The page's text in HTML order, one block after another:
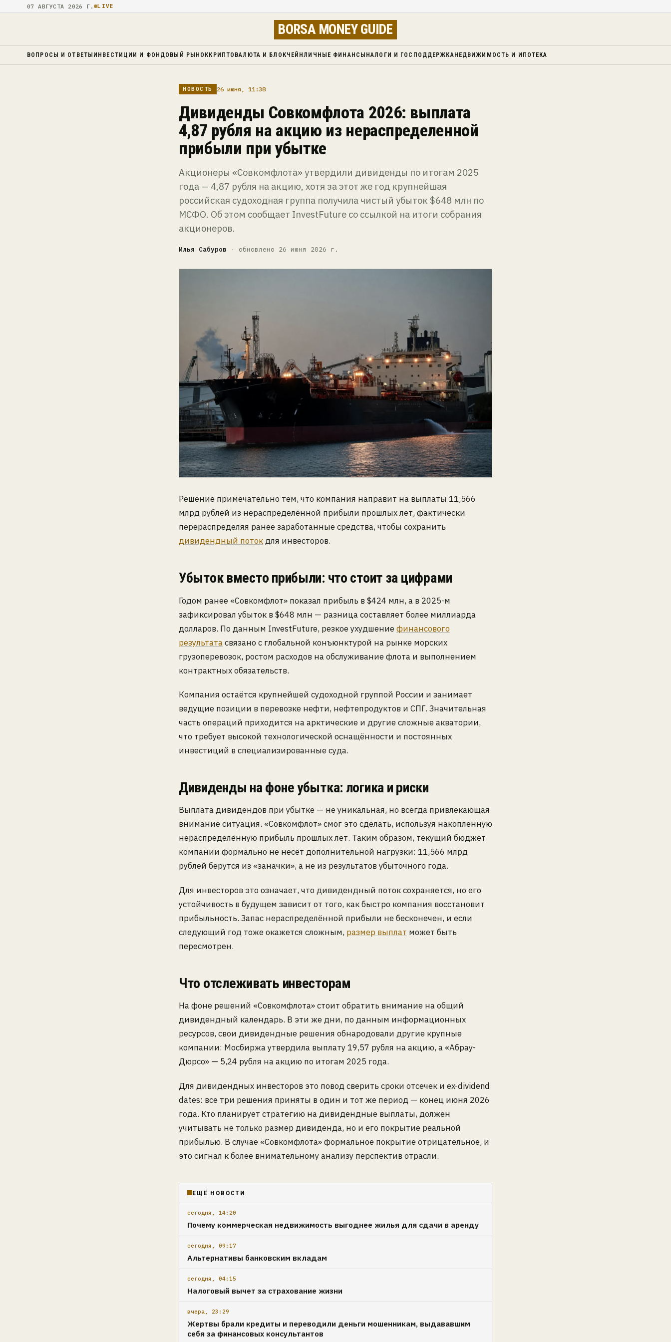
07 АВГУСТА 2026 Г. LIVE
BORSA MONEY GUIDE
ВОПРОСЫ И ОТВЕТЫ ИНВЕСТИЦИИ И ФОНДОВЫЙ РЫНОККРИПТОВАЛЮТА И БЛОКЧЕЙНЛИЧНЫЕ ФИНАНСЫ НАЛОГИ И ГОСПОДДЕРЖКАНЕДВИЖИМОСТЬ И ИПОТЕКА
НОВОСТЬ 26 июня, 11:38
Дивиденды Совкомфлота 2026: выплата
4,87 рубля на акцию из нераспределенной
прибыли при убытке
Акционеры «Совкомфлота» утвердили дивиденды по итогам 2025
года — 4,87 рубля на акцию, хотя за этот же год крупнейшая
российская судоходная группа получила чистый убыток $648 млн по
МСФО. Об этом сообщает InvestFuture со ссылкой на итоги собрания
акционеров.
Илья Сабуров · обновлено 26 июня 2026 г.
Решение примечательно тем, что компания направит на выплаты 11,566
млрд рублей из нераспределённой прибыли прошлых лет, фактически
перераспределяя ранее заработанные средства, чтобы сохранить
дивидендный потокдля инвесторов.
Убыток вместо прибыли: что стоит за цифрами
Годом ранее «Совкомфлот» показал прибыль в $424 млн, а в 2025-м
зафиксировал убыток в $648 млн — разница составляет более миллиарда
долларов. По данным InvestFuture, резкое ухудшение финансового
результатасвязано с глобальной конъюнктурой на рынке морских
грузоперевозок, ростом расходов на обслуживание флота и выполнением
контрактных обязательств.
Компания остаётся крупнейшей судоходной группой России и занимает
ведущие позиции в перевозке нефти, нефтепродуктов и СПГ. Значительная
часть операций приходится на арктические и другие сложные акватории,
что требует высокой технологической оснащённости и постоянных
инвестиций в специализированные суда.
Дивиденды на фоне убытка: логика и риски
Выплата дивидендов при убытке — не уникальная, но всегда привлекающая
внимание ситуация. «Совкомфлот» смог это сделать, используя накопленную
нераспределённую прибыль прошлых лет. Таким образом, текущий бюджет
компании формально не несёт дополнительной нагрузки: 11,566 млрд
рублей берутся из «заначки», а не из результатов убыточного года.
Для инвесторов это означает, что дивидендный поток сохраняется, но его
устойчивость в будущем зависит от того, как быстро компания восстановит
прибыльность. Запас нераспределённой прибыли не бесконечен, и если
следующий год тоже окажется сложным, размер выплат может быть
пересмотрен.
Что отслеживать инвесторам
На фоне решений «Совкомфлота» стоит обратить внимание на общий
дивидендный календарь. В эти же дни, по данным информационных
ресурсов, свои дивидендные решения обнародовали другие крупные
компании: Мосбиржа утвердила выплату 19,57 рубля на акцию, а «Абрау-
Дюрсо» — 5,24 рубля на акцию по итогам 2025 года.
Для дивидендных инвесторов это повод сверить сроки отсечек и ex-dividend
dates: все три решения приняты в один и тот же период — конец июня 2026
года. Кто планирует стратегию на дивидендные выплаты, должен
учитывать не только размер дивиденда, но и его покрытие реальной
прибылью. В случае «Совкомфлота» формальное покрытие отрицательное, и
это сигнал к более внимательному анализу перспектив отрасли.
ЕЩЁ НОВОСТИ
сегодня, 14:20
Почему коммерческая недвижимость выгоднее жилья для сдачи в аренду
сегодня, 09:17
Альтернативы банковским вкладам
сегодня, 04:15
Налоговый вычет за страхование жизни
вчера, 23:29
Жертвы брали кредиты и переводили деньги мошенникам, выдававшим
себя за финансовых консультантов